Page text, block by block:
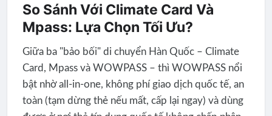
So Sánh Với Climate Card Và
Mpass: Lựa Chọn Tối Ưu?
Giữa ba "bảo bối" di chuyển Hàn Quốc – Climate
Card, Mpass và WOWPASS – thì WOWPASS nổi
bật nhờ all-in-one, không phí giao dịch quốc tế, an
toàn (tạm dừng thẻ nếu mất, cấp lại ngay) và dùng